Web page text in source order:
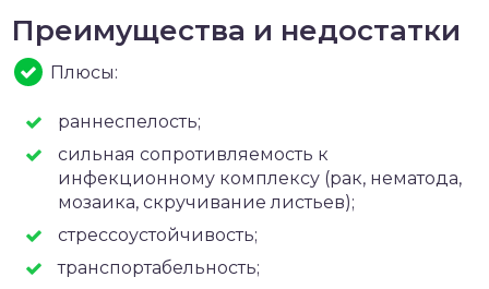
Преимущества и недостатки
Плюсы:
раннеспелость;
сильная сопротивляемость к
инфекционному комплексу (рак, нематода,
мозаика, скручивание листьев);
стрессоустойчивость;
транспортабельность;